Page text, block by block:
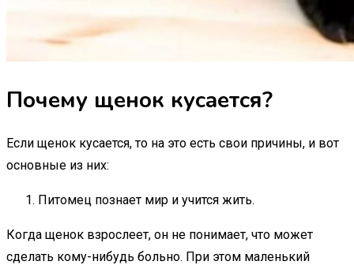
Почему щенок кусается?
Если щенок кусается, то на это есть свои причины, и вот
основные из них:
Питомец познает мир и учится жить.
Когда щенок взрослеет, он не понимает, что может
сделать кому-нибудь больно. При этом маленький